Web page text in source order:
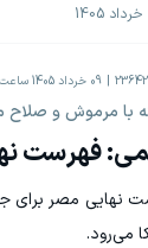
09 خرداد 1405 ساعت 02:14
با مرموش و صلاح
فهرست
نهایی مصر برای
می‌رود.